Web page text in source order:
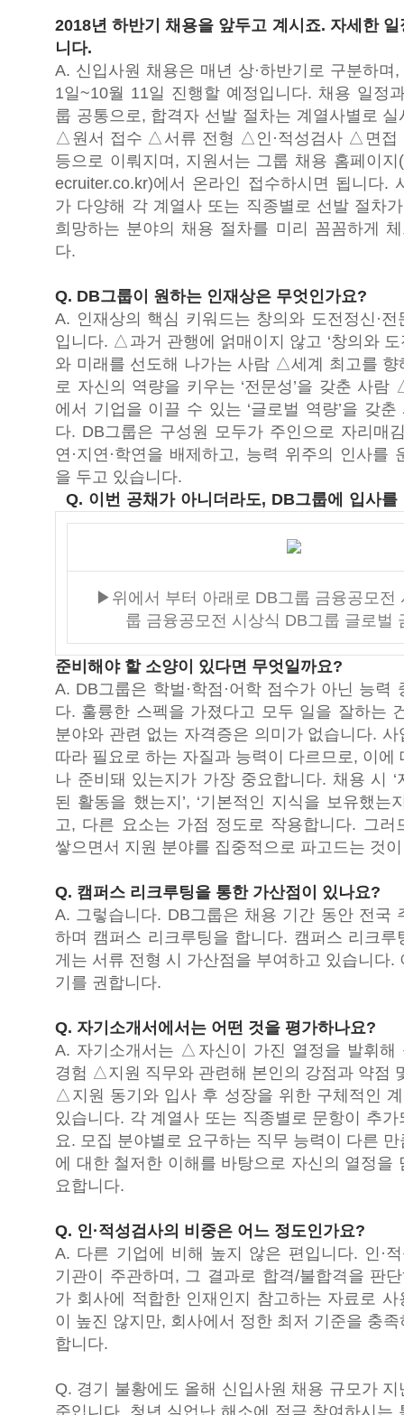
2018년 하반기 채용을 앞두고 계시죠. 자세한
니다.
A. 신입사원 채용은 매년 상·하반기로 구분하며
1일~10월 11일 진행할 예정입니다. 채용 일정
룹 공통으로, 합격자 선발 절차는 계열사별로
△원서 접수 △서류 전형 △인·적성검사 △면접
등으로 이뤄지며, 지원서는 그룹 채용 홈페이지
ecruiter.co.kr)에서 온라인 접수하시면 됩니다.
가 다양해 각 계열사 또는 직종별로 선발 절차
희망하는 분야의 채용 절차를 미리 꼼꼼하게
다.
Q. DB그룹이 원하는 인재상은 무엇인가요?
A. 인재상의 핵심 키워드는 창의와 도전정신·전
입니다. △과거 관행에 얽매이지 않고 ‘창의와 도
와 미래를 선도해 나가는 사람 △세계 최고를 향
로 자신의 역량을 키우는 ‘전문성’을 갖춘 사
에서 기업을 이끌 수 있는 ‘글로벌 역량’을 갖
다. DB그룹은 구성원 모두가 주인으로 자리매
연·지연·학연을 배제하고, 능력 위주의 인사를
을 두고 있습니다.
▶위에서 부터 아래로 DB그룹 금융공모전
룹 금융공모전 시상식 DB그룹 글로벌
Q. 이번 공채가 아니더라도, DB그룹에 입사를
준비해야 할 소양이 있다면 무엇일까요?
A. DB그룹은 학벌·학점·어학 점수가 아닌 능력
다. 훌륭한 스펙을 가졌다고 모두 일을 잘하는
분야와 관련 없는 자격증은 의미가 없습니다.
따라 필요로 하는 자질과 능력이 다르므로, 이에
나 준비돼 있는지가 가장 중요합니다. 채용 시 ‘
된 활동을 했는지’, ‘기본적인 지식을 보유했는
고, 다른 요소는 가점 정도로 작용합니다. 그러
쌓으면서 지원 분야를 집중적으로 파고드는 것
Q. 캠퍼스 리크루팅을 통한 가산점이 있나요?
A. 그렇습니다. DB그룹은 채용 기간 동안 전국
하며 캠퍼스 리크루팅을 합니다. 캠퍼스 리크루
게는 서류 전형 시 가산점을 부여하고 있습니다.
기를 권합니다.
Q. 자기소개서에서는 어떤 것을 평가하나요?
A. 자기소개서는 △자신이 가진 열정을 발휘해
경험 △지원 직무와 관련해 본인의 강점과 약점
△지원 동기와 입사 후 성장을 위한 구체적인
있습니다. 각 계열사 또는 직종별로 문항이 추
요. 모집 분야별로 요구하는 직무 능력이 다른
에 대한 철저한 이해를 바탕으로 자신의 열정을
요합니다.
Q. 인·적성검사의 비중은 어느 정도인가요?
A. 다른 기업에 비해 높지 않은 편입니다. 인·
기관이 주관하며, 그 결과로 합격/불합격을 판
가 회사에 적합한 인재인지 참고하는 자료로 사
이 높진 않지만, 회사에서 정한 최저 기준을 충
합니다.
Q. 경기 불황에도 올해 신입사원 채용 규모가
준입니다. 청년 실업난 해소에 적극 참여하시는